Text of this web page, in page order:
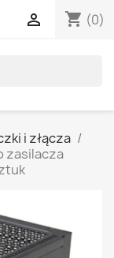
shopping_cart (0)

i złącza
zasilacza